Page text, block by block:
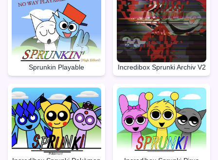
Sprunkin Playable Incredibox Sprunki Archiv V2